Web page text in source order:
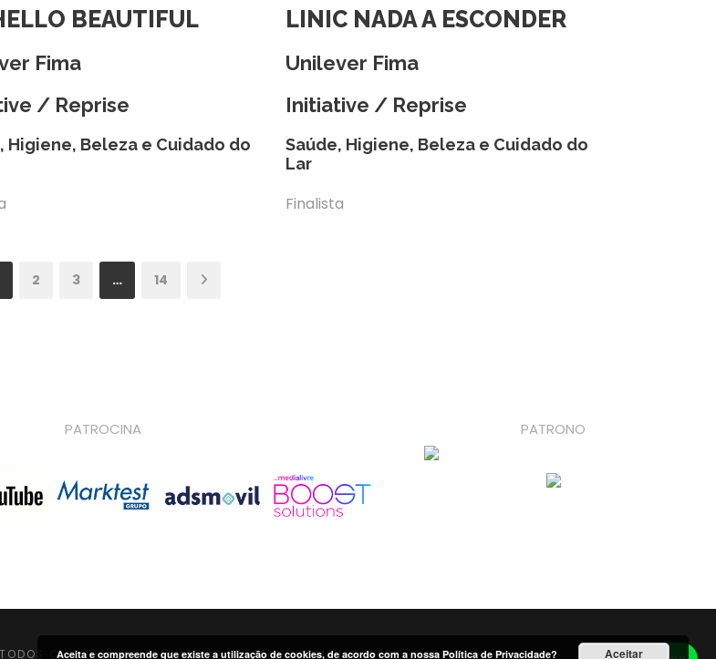
BEAUTIFUL
Fima
/ Reprise
Higiene, Beleza e Cuidado do
LINIC NADA A ESCONDER
Unilever Fima
Initiative / Reprise
Saúde, Higiene, Beleza e Cuidado do
Lar
Finalista
2 3 … 14
PATROCINA PATRONO
OS DIREITOS RESERVADOS |DESENVOLVIMENTO WEBPOR MAIDOT
Aceita e compreende que existe a utilização de cookies, de acordo com a nossa Política de Privacidade? Aceitar